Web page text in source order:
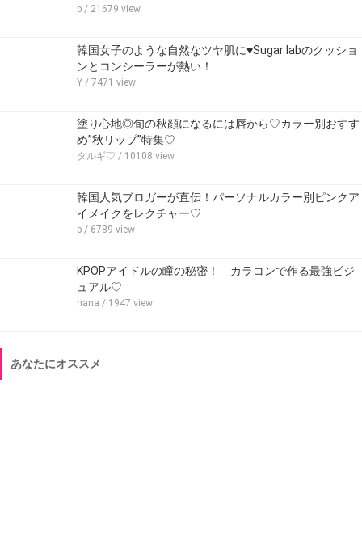
p / 21679 view
韓国女子のような自然なツヤ肌に♥Sugar labのクッショ
ンとコンシーラーが熱い！
Y / 7471 view
塗り心地◎旬の秋顔になるには唇から♡カラー別おすす
め”秋リップ”特集♡
タルギ♡ / 10108 view
韓国人気ブロガーが直伝！パーソナルカラー別ピンクア
イメイクをレクチャー♡
p / 6789 view
KPOPアイドルの瞳の秘密！ カラコンで作る最強ビジ
ュアル♡
nana / 1947 view
あなたにオススメ